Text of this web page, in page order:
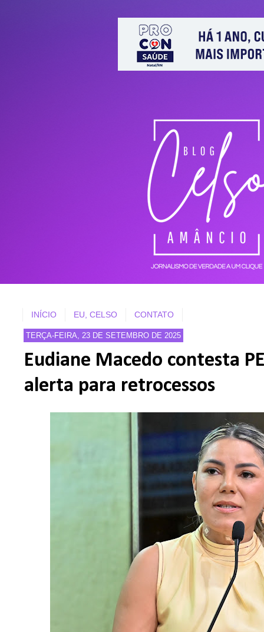
INÍCIO EU, CELSO CONTATO
TERÇA-FEIRA, 23 DE SETEMBRO DE 2025
Eudiane Macedo contesta
alerta para retrocessos